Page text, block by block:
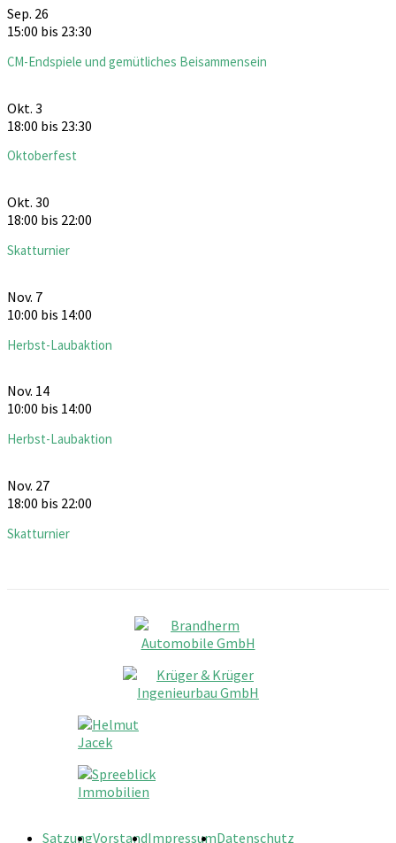
Sep. 26
15:00 bis 23:30
CM-Endspiele und gemütliches Beisammensein
Okt. 3
18:00 bis 23:30
Oktoberfest
Okt. 30
18:00 bis 22:00
Skatturnier
Nov. 7
10:00 bis 14:00
Herbst-Laubaktion
Nov. 14
10:00 bis 14:00
Herbst-Laubaktion
Nov. 27
18:00 bis 22:00
Skatturnier
SatzungVorstandImpressumDatenschutz